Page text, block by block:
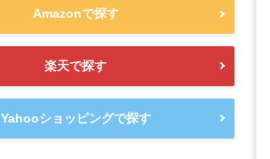
Amazonで探す
楽天で探す
Yahooショッピングで探す